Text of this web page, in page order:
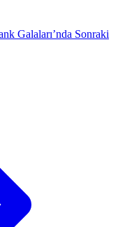
Galaları’nda Sonraki